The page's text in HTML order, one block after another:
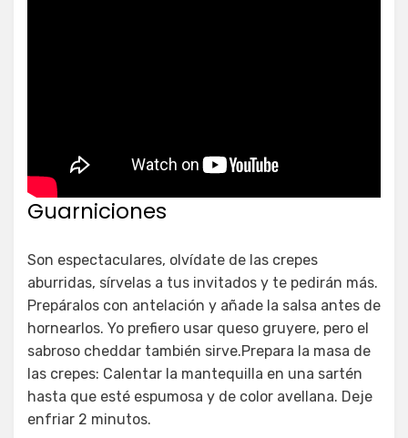
Guarniciones
Son espectaculares, olvídate de las crepes
aburridas, sírvelas a tus invitados y te pedirán más.
Prepáralos con antelación y añade la salsa antes de
hornearlos. Yo prefiero usar queso gruyere, pero el
sabroso cheddar también sirve.Prepara la masa de
las crepes: Calentar la mantequilla en una sartén
hasta que esté espumosa y de color avellana. Deje
enfriar 2 minutos.